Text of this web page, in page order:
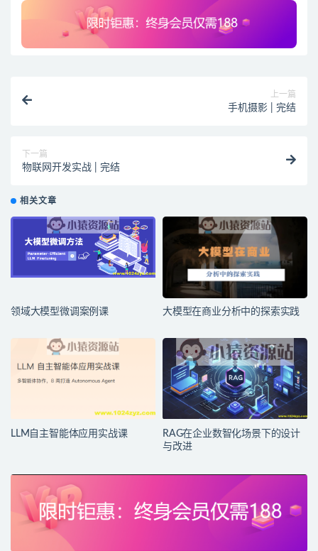
上一篇
手机摄影 | 完结
下一篇
物联网开发实战 | 完结
相关文章
领域大模型微调案例课 大模型在商业分析中的探索实践
LLM自主智能体应用实战课
RAG在企业数智化场景下的设计
与改进